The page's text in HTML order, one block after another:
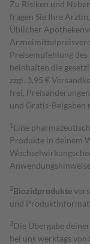
Zu Risiken und
fragen Sie Ihre
Üblicher
Preisempfehlung
beinhalten die
zzgl. 3,95 €
frei.
und Gratis-Beigaben
1 Eine
Produkte in deinem
2Biozidprodukte
und
3Die Übergabe
bei uns werktags